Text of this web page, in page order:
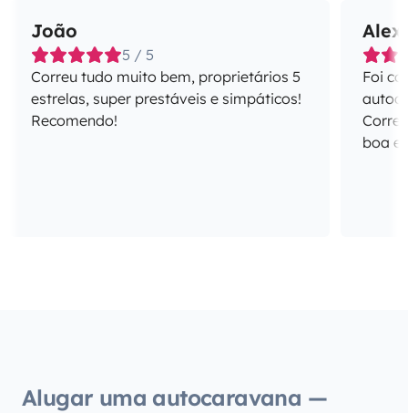
João
5 / 5
Correu tudo muito bem, proprietários 5
estrelas, super prestáveis e simpáticos!
Recomendo!
Foi
Alugar uma autocaravana —